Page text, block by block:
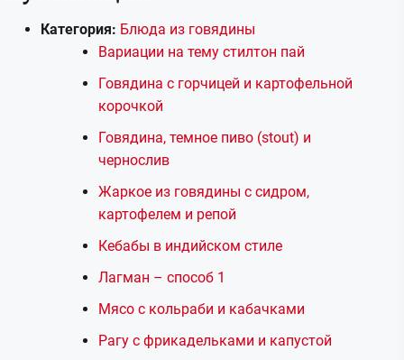
Категория: Блюда из говядины
Вариации на тему стилтон пай
Говядина с горчицей и картофельной
корочкой
Говядина, темное пиво (stout) и
чернослив
Жаркое из говядины с сидром,
картофелем и репой
Кебабы в индийском стиле
Лагман – способ 1
Мясо с кольраби и кабачками
Рагу с фрикадельками и капустой